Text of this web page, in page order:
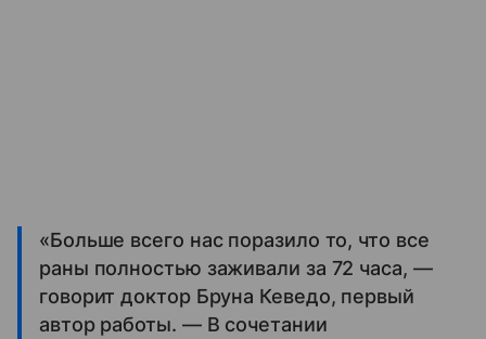
«Больше всего нас поразило то, что все
раны полностью заживали за 72 часа, —
говорит доктор Бруна Кеведо, первый
автор работы. — В сочетании